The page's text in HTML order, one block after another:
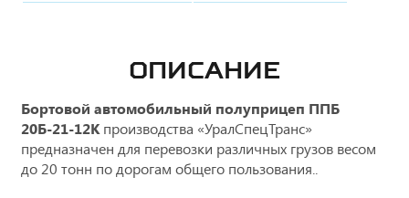
ОПИСАНИЕ
Бортовой автомобильный полуприцеп ППБ
20Б-21-12Кпроизводства «УралСпецТранс»
предназначен для перевозки различных грузов весом
до 20 тонн по дорогам общего пользования..